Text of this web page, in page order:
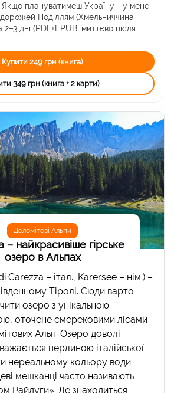
Якщо плануватимеш Україну - у мене
Поділлям (Хмельниччина і
дні (PDF+EPUB, миттєво після
Купити 249 грн (книга)
349 грн (книга + 2 карти)
Доломітові Альпи
– найкрасивіше гірське
озеро в Альпах
Carezza – італ., Karersee – нім.) –
Тіролі. Сюди варто
озеро з унікальною
оточене смерековими лісами
Альп. Озеро доволі
перлиною італійської
нереальному кольору води.
мешканці часто називають
Райдуги». Де знаходиться